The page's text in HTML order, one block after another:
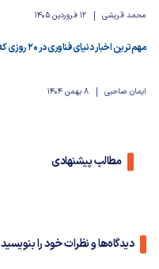
محمد قریشی 12 فروردین 1405
مهم‌ترین اخبار دنیای فناوری در ۲۰ روزی که به اینترنت دسترسی نداشتیم
ایمان صاحبی 8 بهمن 1404
مطالب پیشنهادی
دیدگاه‌ها و نظرات خود را بنویسید